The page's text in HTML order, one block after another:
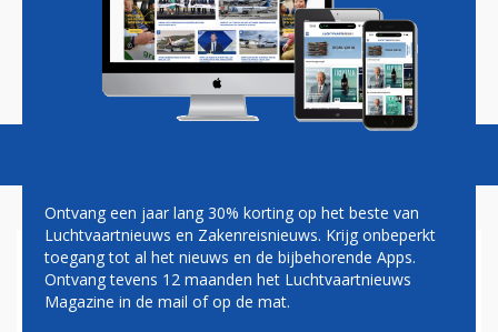
Magazine Podcasts Vacatures
DANNY GOERGEN:
LUCHTVAARTREGELGEVING,
Ontvang een jaar lang 30% korting op het beste van
Luchtvaartnieuws en Zakenreisnieuws. Krijg onbeperkt
toegang tot al het nieuws en de bijbehorende Apps.
Ontvang tevens 12 maanden het Luchtvaartnieuws
Magazine in de mail of op de mat.